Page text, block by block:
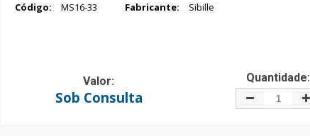
Código: MS16-33 Fabricante: Sibille
Valor:
Sob Consulta
Quantidade: